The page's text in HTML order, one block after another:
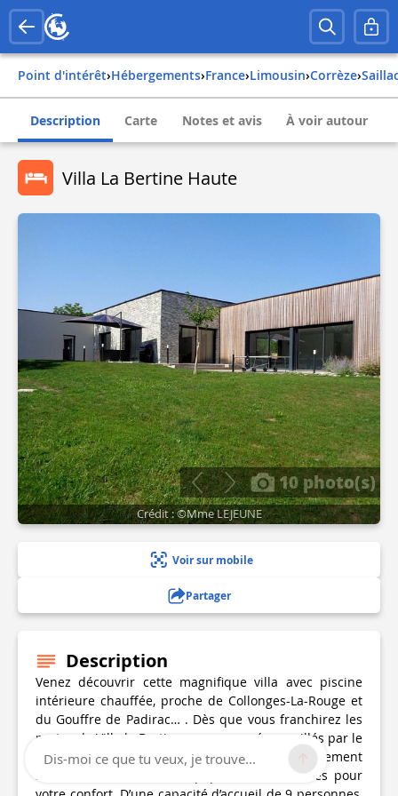
Point d'intérêt› Hébergements› france› limousin› corrèze›
Description Carte Notes et avis À voir autour
Villa La Bertine Haute
10 photo(s)
Crédit : ©Mme LEJEUNE
Voir sur mobile
Partager
Description
Venez découvrir cette magnifique villa avec piscine
intérieure chauffée, proche de Collonges-La-Rouge et
du Gouffre de Padirac… . Dès que vous franchirez les
portes de Villa la Bertine, vous serez émerveillés par le
cadre idyllique des lieux. La villa est entièrement
sécurisée et a tous les équipements modernes pour
Dis-moi ce que tu veux, je trouve...